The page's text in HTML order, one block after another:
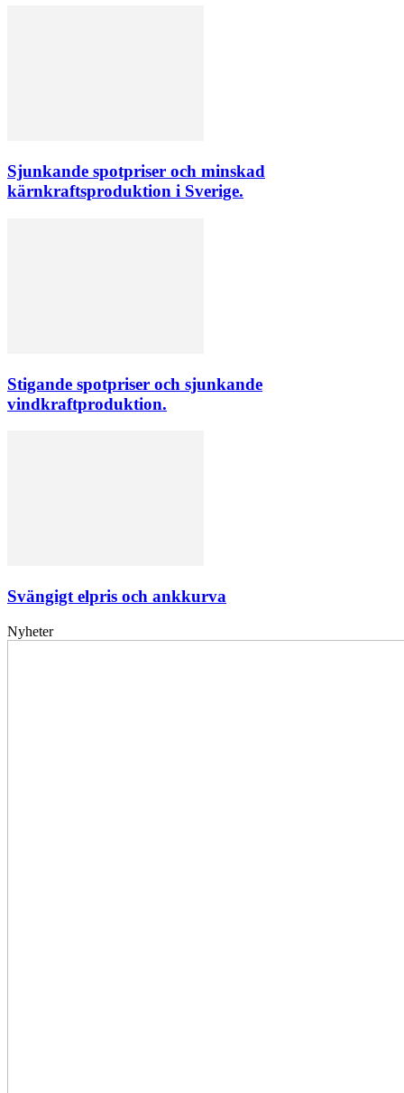
Sjunkande spotpriser och minskad
kärnkraftsproduktion i Sverige.
Stigande spotpriser och sjunkande
vindkraftproduktion.
Svängigt elpris och ankkurva
Nyheter